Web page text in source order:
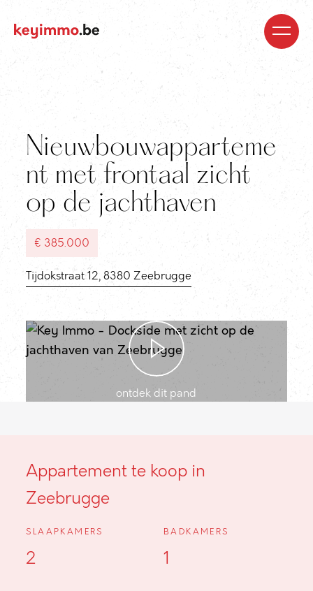
Nieuwbouwapparteme
nt met frontaal zicht
op de jachthaven
€ 385.000
Tijdokstraat 12, 8380 Zeebrugge
ontdek dit pand
Appartement te koop in
Zeebrugge
SLAAPKAMERS
2
BADKAMERS
1